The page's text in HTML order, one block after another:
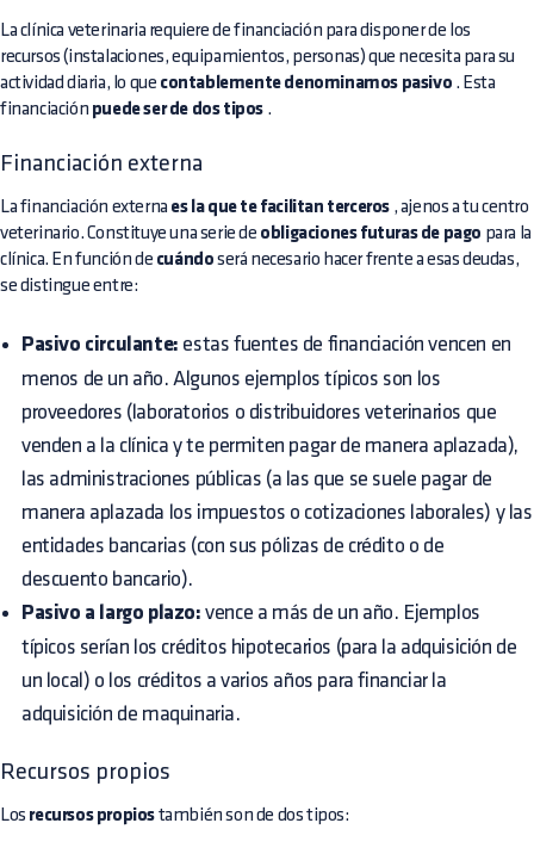
La clínica veterinaria requiere de financiación para disponer de los
recursos (instalaciones, equipamientos, personas) que necesita para su
actividad diaria, lo que contablemente denominamos pasivo . Esta
financiación puede ser de dos tipos .
Financiación externa
La financiación externa es la que te facilitan terceros , ajenos a tu centro
veterinario. Constituye una serie de obligaciones futuras de pago para la
clínica. En función de cuándo será necesario hacer frente a esas deudas,
se distingue entre:
Pasivo circulante: estas fuentes de financiación vencen en
menos de un año. Algunos ejemplos típicos son los
proveedores (laboratorios o distribuidores veterinarios que
venden a la clínica y te permiten pagar de manera aplazada),
las administraciones públicas (a las que se suele pagar de
manera aplazada los impuestos o cotizaciones laborales) y las
entidades bancarias (con sus pólizas de crédito o de
descuento bancario).
Pasivo a largo plazo: vence a más de un año. Ejemplos
típicos serían los créditos hipotecarios (para la adquisición de
un local) o los créditos a varios años para financiar la
adquisición de maquinaria.
Recursos propios
Los recursos propios también son de dos tipos: